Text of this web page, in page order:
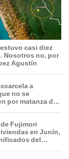
casi diez
Nosotros no, por
Agustín
a
no se
por matanza de
Fujimori
en Junín,
del